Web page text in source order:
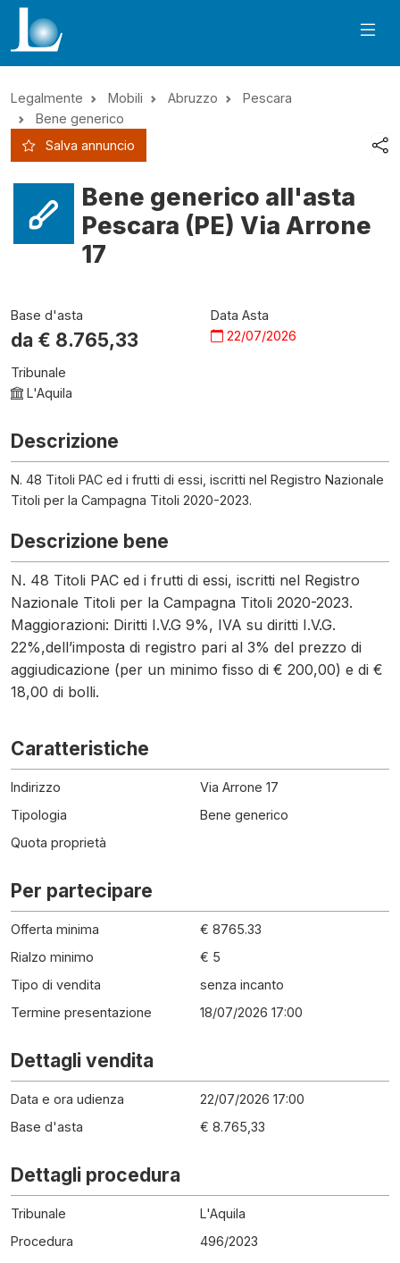
Legalmente Mobili Abruzzo
Pescara
Bene generico
Salva annuncio
Bene generico all'asta
Pescara (PE) Via Arrone
17
Base d'asta
da € 8.765,33
Data Asta
22/07/2026
Tribunale
L'Aquila
Descrizione
N. 48 Titoli PAC ed i frutti di essi, iscritti nel Registro Nazionale
Titoli per la Campagna Titoli 2020-2023.
Descrizione bene
N. 48 Titoli PAC ed i frutti di essi, iscritti nel Registro
Nazionale Titoli per la Campagna Titoli 2020-2023.
Maggiorazioni: Diritti I.V.G 9%, IVA su diritti I.V.G.
22%,dell’imposta di registro pari al 3% del prezzo di
aggiudicazione (per un minimo fisso di € 200,00) e di €
18,00 di bolli.
Caratteristiche
Indirizzo
Via Arrone 17
Tipologia
Bene generico
Quota proprietà
Per partecipare
Offerta minima
€ 8765.33
Rialzo minimo
€ 5
Tipo di vendita
senza incanto
Termine presentazione
18/07/2026 17:00
Dettagli vendita
Data e ora udienza
22/07/2026 17:00
Base d'asta
€ 8.765,33
Dettagli procedura
Tribunale
L'Aquila
Procedura
496/2023